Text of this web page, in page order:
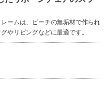
ームは、ビーチの無垢材で作られ
やリビングなどに最適です。